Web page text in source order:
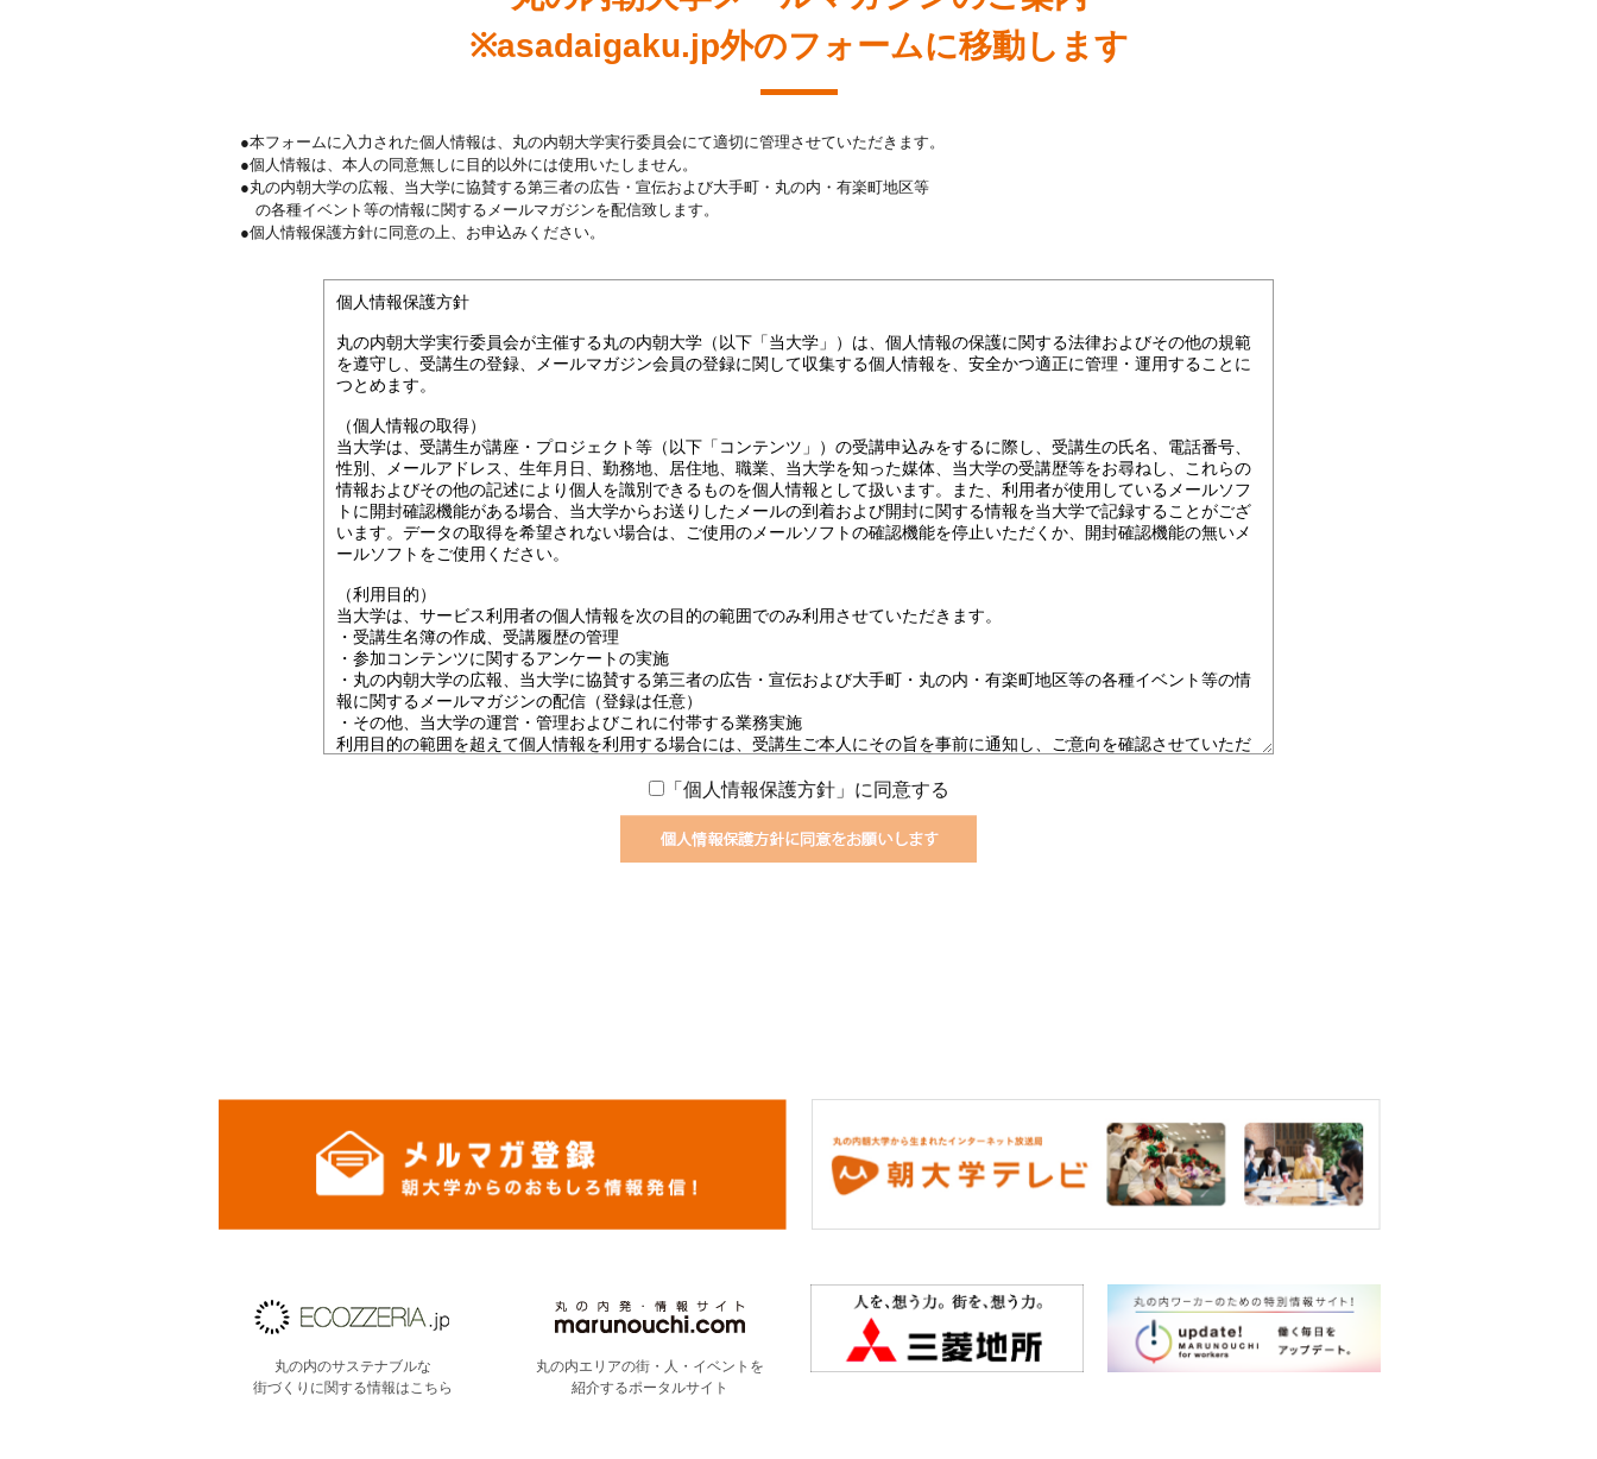
※asadaigaku.jp外のフォームに移動します
●本フォームに入力された個人情報は、丸の内朝大学実行委員会にて適切に管理させていただきます。
●個人情報は、本人の同意無しに目的以外には使用いたしません。
●丸の内朝大学の広報、当大学に協賛する第三者の広告・宣伝および大手町・丸の内・有楽町地区等
の各種イベント等の情報に関するメールマガジンを配信致します。
●個人情報保護方針に同意の上、お申込みください。
「個人情報保護方針」に同意する
丸の内のサステナブルな
街づくりに関する情報はこちら
丸の内エリアの街・人・イベントを
紹介するポータルサイト